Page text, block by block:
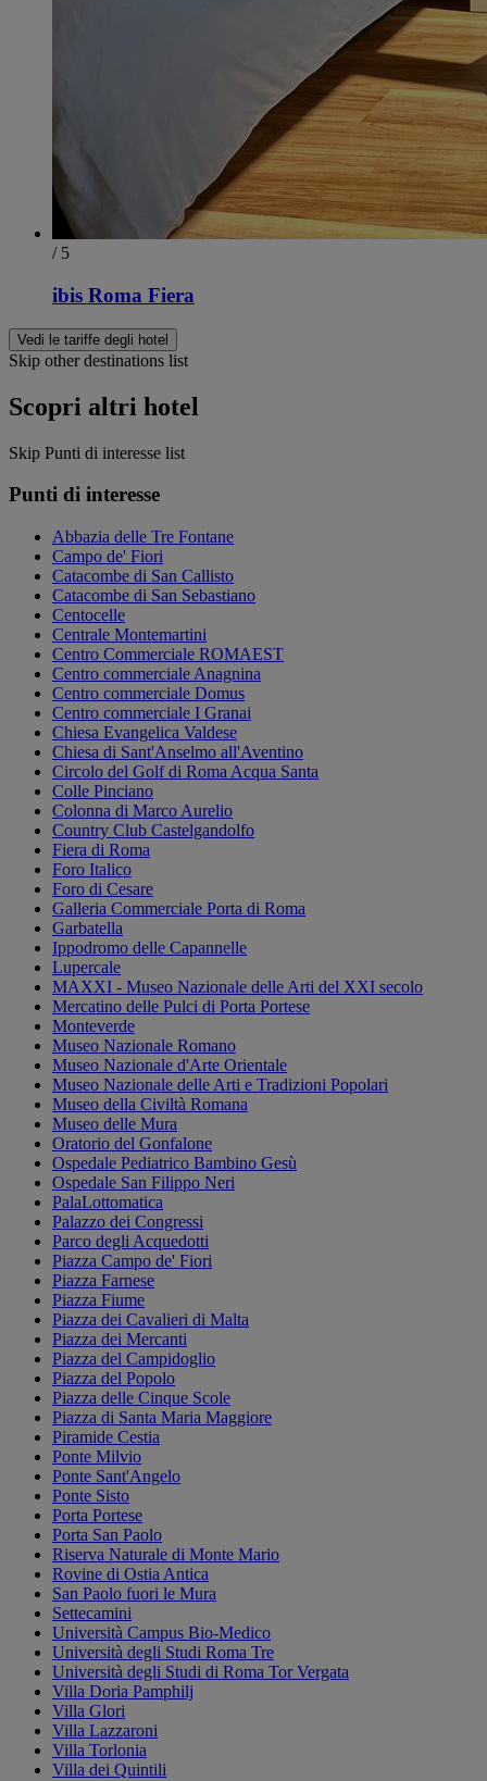
/ 5
ibis Roma Fiera
Vedi le tariffe degli hotel
Skip other destinations list
Scopri altri hotel
Skip Punti di interesse list
Punti di interesse
Abbazia delle Tre Fontane
Campo de' Fiori
Catacombe di San Callisto
Catacombe di San Sebastiano
Centocelle
Centrale Montemartini
Centro Commerciale ROMAEST
Centro commerciale Anagnina
Centro commerciale Domus
Centro commerciale I Granai
Chiesa Evangelica Valdese
Chiesa di Sant'Anselmo all'Aventino
Circolo del Golf di Roma Acqua Santa
Colle Pinciano
Colonna di Marco Aurelio
Country Club Castelgandolfo
Fiera di Roma
Foro Italico
Foro di Cesare
Galleria Commerciale Porta di Roma
Garbatella
Ippodromo delle Capannelle
Lupercale
MAXXI - Museo Nazionale delle Arti del XXI secolo
Mercatino delle Pulci di Porta Portese
Monteverde
Museo Nazionale Romano
Museo Nazionale d'Arte Orientale
Museo Nazionale delle Arti e Tradizioni Popolari
Museo della Civiltà Romana
Museo delle Mura
Oratorio del Gonfalone
Ospedale Pediatrico Bambino Gesù
Ospedale San Filippo Neri
PalaLottomatica
Palazzo dei Congressi
Parco degli Acquedotti
Piazza Campo de' Fiori
Piazza Farnese
Piazza Fiume
Piazza dei Cavalieri di Malta
Piazza dei Mercanti
Piazza del Campidoglio
Piazza del Popolo
Piazza delle Cinque Scole
Piazza di Santa Maria Maggiore
Piramide Cestia
Ponte Milvio
Ponte Sant'Angelo
Ponte Sisto
Porta Portese
Porta San Paolo
Riserva Naturale di Monte Mario
Rovine di Ostia Antica
San Paolo fuori le Mura
Settecamini
Università Campus Bio-Medico
Università degli Studi Roma Tre
Università degli Studi di Roma Tor Vergata
Villa Doria Pamphilj
Villa Glori
Villa Lazzaroni
Villa Torlonia
Villa dei Quintili